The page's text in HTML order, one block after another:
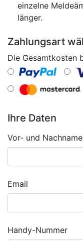
einzelne
länger.
Zahlungsart
Die Gesamtkosten
Ihre Daten
Vor- und Nachname
Email
Handy-Nummer